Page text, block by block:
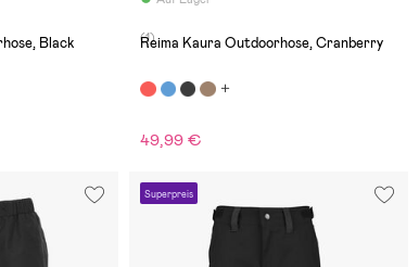
Black (1)
Reima Kaura Outdoorhose, Cranberry
49,99 €
Superpreis